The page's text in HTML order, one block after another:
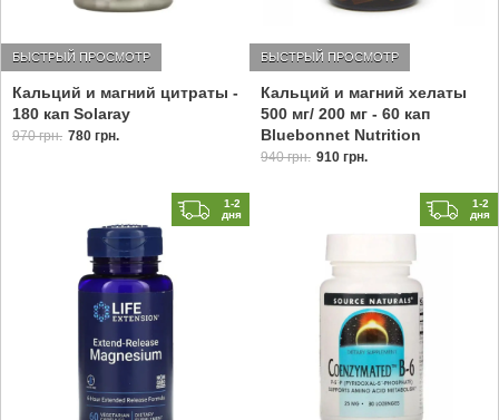
Кальций и магний цитраты -
180 кап Solaray
БЫСТРЫЙ ПРОСМОТР
970 грн. 780 грн.
Кальций и магний хелаты
500 мг/ 200 мг - 60 кап
Bluebonnet Nutrition
БЫСТРЫЙ ПРОСМОТР
940 грн. 910 грн.
1-2
дня
1-2
дня